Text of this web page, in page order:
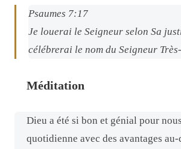
Psaumes 7:17
Je louerai le Seigneur selon Sa
célébrerai le nom du Seigneur
Méditation
Dieu a été si bon et génial pour
quotidienne avec des avantages